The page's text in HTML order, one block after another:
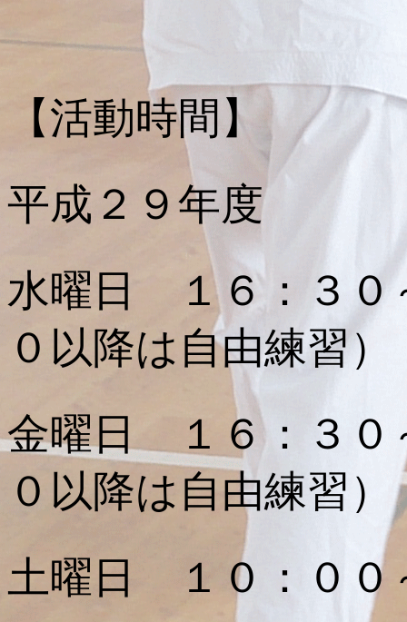
【活動時間】
平成２９年度
水曜日 １６：３０
０以降は自由練習）
金曜日 １６：３０
０以降は自由練習）
土曜日 １０：００